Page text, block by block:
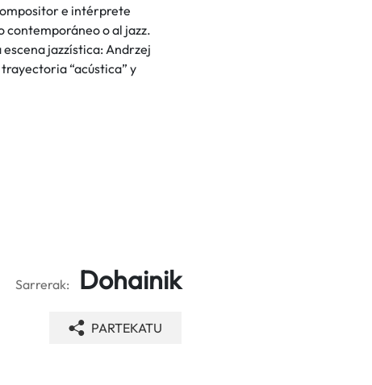
e intérprete
contemporáneo o al jazz.
jazzística: Andrzej
“acústica” y
Sarrerak: Dohainik
PARTEKATU